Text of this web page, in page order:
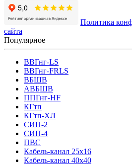
Политика
сайта
Популярное
ВВГнг-LS
ВВГнг-FRLS
ВБШВ
АВБШВ
ППГнг-HF
КГтп
КГтп-ХЛ
СИП-2
СИП-4
ПВС
Кабель-канал 25х16
Кабель-канал 40х40